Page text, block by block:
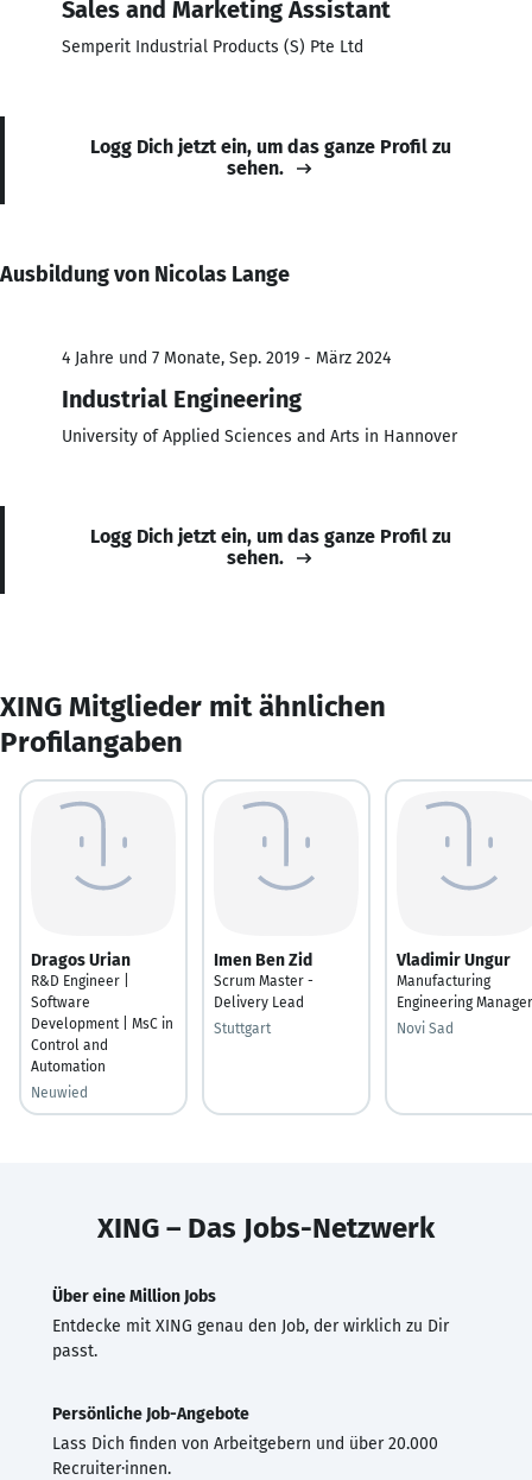
Sales and Marketing Assistant
Semperit Industrial Products (S) Pte Ltd
Logg Dich jetzt ein, um das ganze Profil zu
sehen.
Ausbildung von Nicolas Lange
4 Jahre und 7 Monate, Sep. 2019 - März 2024
Industrial Engineering
University of Applied Sciences and Arts in Hannover
Logg Dich jetzt ein, um das ganze Profil zu
sehen.
XING Mitglieder mit ähnlichen
Profilangaben
Dragos Urian
R&D Engineer |
Software
Development | MsC in
Control and
Automation
Neuwied
Imen Ben Zid
Scrum Master -
Delivery Lead
Stuttgart
Vladimir Ungur
Manufacturing
Engineering Manager
Novi Sad
XING – Das Jobs-Netzwerk
Über eine Million Jobs
Entdecke mit XING genau den Job, der wirklich zu Dir
passt.
Persönliche Job-Angebote
Lass Dich finden von Arbeitgebern und über 20.000
Recruiter·innen.